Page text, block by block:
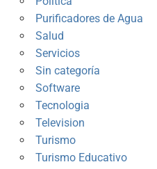
Purificadores de Agua
Salud
Servicios
Sin categoría
Software
Tecnologia
Television
Turismo
Turismo Educativo